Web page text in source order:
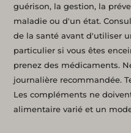
guérison, la gestion, la
maladie ou d'un état.
de la santé avant d'utiliser
particulier si vous êtes
prenez des médicaments.
journalière recommandée.
Les compléments ne
alimentaire varié et un